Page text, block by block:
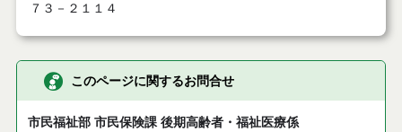
７３－２１１４
このページに関するお問合せ
市民福祉部 市民保険課 後期高齢者・福祉医療係